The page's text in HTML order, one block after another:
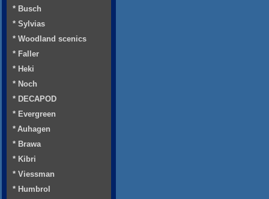
* Busch
* Sylvias
* Woodland scenics
* Faller
* Heki
* Noch
* DECAPOD
* Evergreen
* Auhagen
* Brawa
* Kibri
* Viessman
* Humbrol